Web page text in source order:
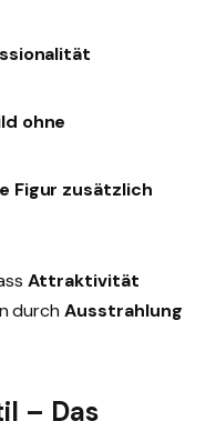
ohne
Figur zusätzlich
Attraktivität
durchAusstrahlung
– Das